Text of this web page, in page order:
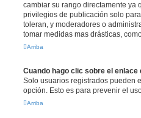
cambiar su rango directamente ya
privilegios de publicación solo
toleran, y moderadores o
tomar medidas mas drásticas,
Arriba
Cuando hago clic sobre el enlace
Solo usuarios registrados pueden
opción. Esto es para prevenir el
Arriba